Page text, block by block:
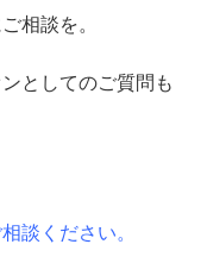
相談を。
としてのご質問も
談ください。